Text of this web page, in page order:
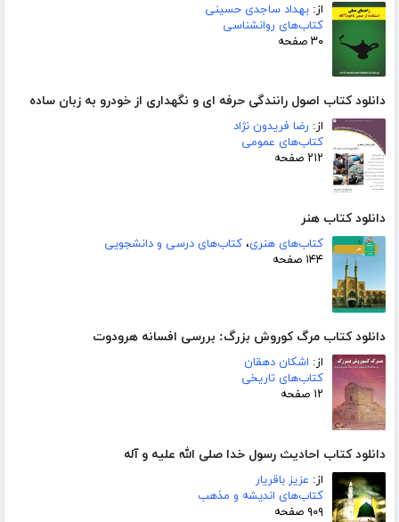
از: بهداد ساجدی حسینی
کتاب‌های روانشناسی
۳۰ صفحه
دانلود کتاب اصول رانندگی حرفه ای و نگهداری از خودرو به زبان ساده
از: رضا فریدون نژاد
کتاب‌های عمومی
۲۱۲ صفحه
دانلود کتاب هنر
کتاب‌های هنری، کتاب‌های درسی و دانشجویی
۱۴۴ صفحه
دانلود کتاب مرگ کوروش بزرگ: بررسی افسانه هرودوت
از: اشکان دهقان
کتاب‌های تاریخی
۱۲ صفحه
دانلود کتاب احادیث رسول خدا صلی الله علیه و آله
از: عزیز باقریار
کتاب‌های اندیشه و مذهب
۹۰۹ صفحه